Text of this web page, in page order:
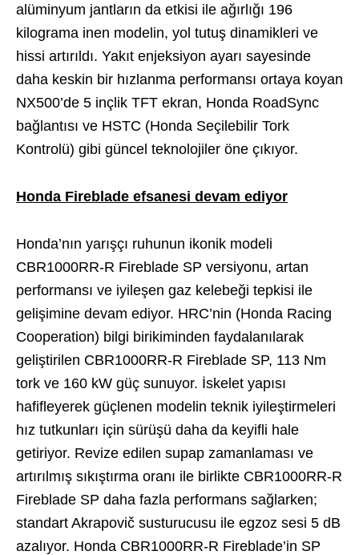
alüminyum jantların da etkisi ile ağırlığı 196
kilograma inen modelin, yol tutuş dinamikleri ve
hissi artırıldı. Yakıt enjeksiyon ayarı sayesinde
daha keskin bir hızlanma performansı ortaya koyan
NX500’de 5 inçlik TFT ekran, Honda RoadSync
bağlantısı ve HSTC (Honda Seçilebilir Tork
Kontrolü) gibi güncel teknolojiler öne çıkıyor.
Honda Fireblade efsanesi devam ediyor
Honda’nın yarışçı ruhunun ikonik modeli
CBR1000RR-R Fireblade SP versiyonu, artan
performansı ve iyileşen gaz kelebeği tepkisi ile
gelişimine devam ediyor. HRC’nin (Honda Racing
Cooperation) bilgi birikiminden faydalanılarak
geliştirilen CBR1000RR-R Fireblade SP, 113 Nm
tork ve 160 kW güç sunuyor. İskelet yapısı
hafifleyerek güçlenen modelin teknik iyileştirmeleri
hız tutkunları için sürüşü daha da keyifli hale
getiriyor. Revize edilen supap zamanlaması ve
artırılmış sıkıştırma oranı ile birlikte CBR1000RR-R
Fireblade SP daha fazla performans sağlarken;
standart Akrapovič susturucusu ile egzoz sesi 5 dB
azalıyor. Honda CBR1000RR-R Fireblade’in SP